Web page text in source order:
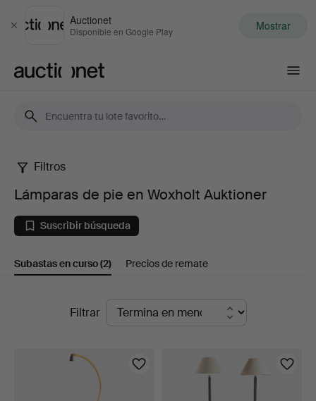
Cerrar
Auctionet
Disponible en Google Play Mostrar
Lámparas
de
pie
en
Woxholt
Filtros
Lámparas de pie en Woxholt Auktioner
Suscribir búsqueda
Subastas en curso(2) Precios de remate
SubastasFiltrar